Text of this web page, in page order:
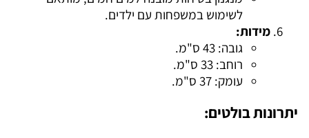
לשימוש במשפחות עם ילדים.
מידות:
גובה: 43 ס"מ.
רוחב: 33 ס"מ.
עומק: 37 ס"מ.
יתרונות בולטים: